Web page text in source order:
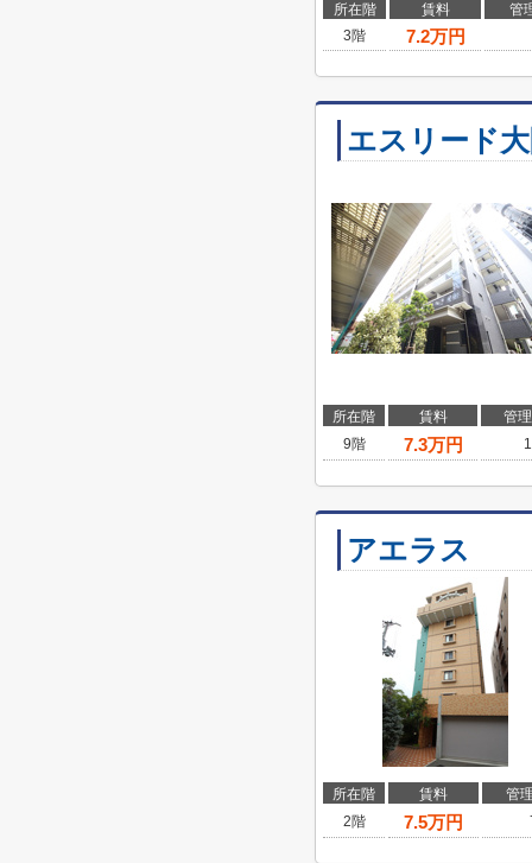
所在階 賃料
管
3階
7.2万円
エスリード
所在階 賃料
管
9階
7.3万円
アエラス
所在階 賃料
管
2階
7.5万円